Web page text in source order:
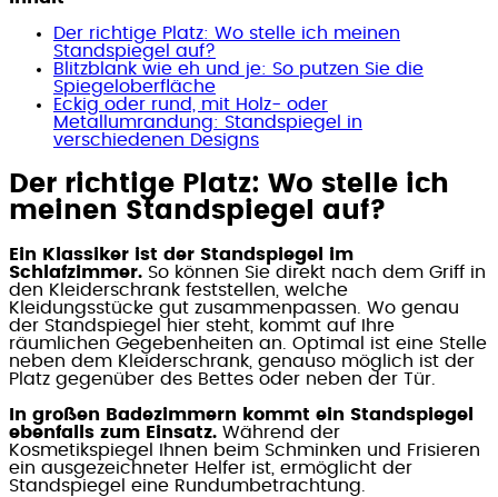
Der richtige Platz: Wo stelle ich meinen
Standspiegel auf?
Blitzblank wie eh und je: So putzen Sie die
Spiegeloberfläche
Eckig oder rund, mit Holz- oder
Metallumrandung: Standspiegel in
verschiedenen Designs
Der richtige Platz: Wo stelle ich
meinen Standspiegel auf?
Ein Klassiker ist der Standspiegel im
Schlafzimmer. So können Sie direkt nach dem Griff in
den Kleiderschrank feststellen, welche
Kleidungsstücke gut zusammenpassen. Wo genau
der Standspiegel hier steht, kommt auf Ihre
räumlichen Gegebenheiten an. Optimal ist eine Stelle
neben dem Kleiderschrank, genauso möglich ist der
Platz gegenüber des Bettes oder neben der Tür.
In großen Badezimmern kommt ein Standspiegel
ebenfalls zum Einsatz. Während der
Kosmetikspiegel Ihnen beim Schminken und Frisieren
ein ausgezeichneter Helfer ist, ermöglicht der
Standspiegel eine Rundumbetrachtung.